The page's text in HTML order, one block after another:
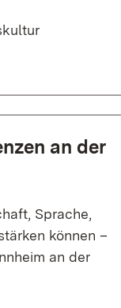
an der
Sprache,
können –
an der